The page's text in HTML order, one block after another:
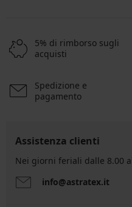
5% di rimborso sugli
acquisti
Spedizione e
pagamento
Assistenza clienti
Nei giorni feriali dalle 8.00
info@astratex.it